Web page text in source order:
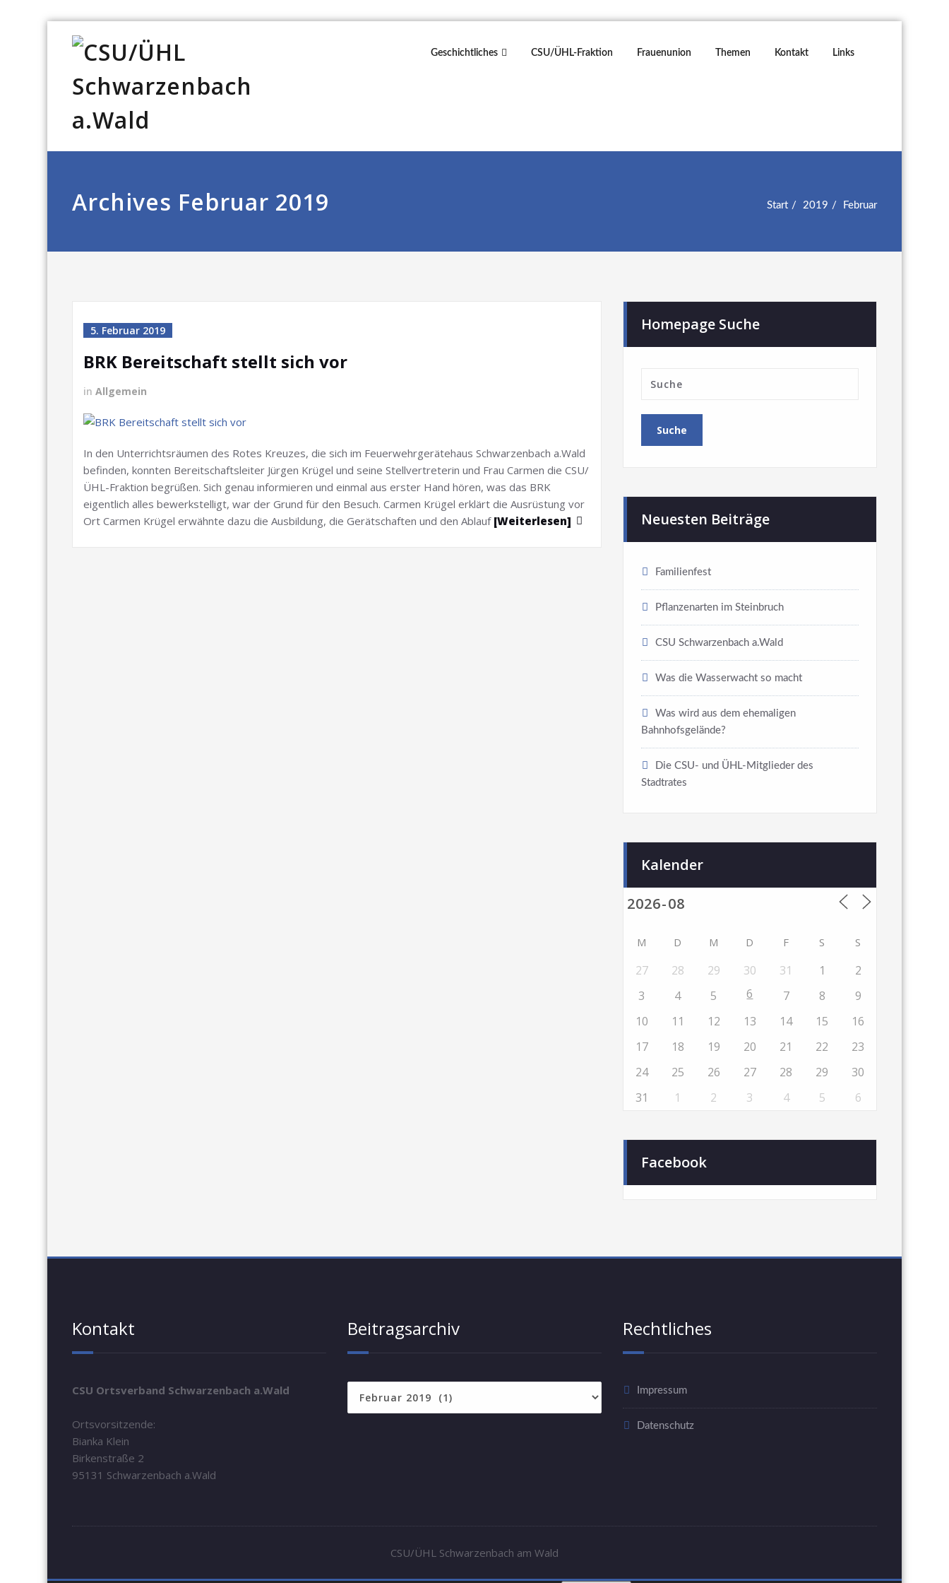
Geschichtliches CSU/ÜHL-Fraktion Frauenunion Themen Kontakt Links
Archives Februar 2019 Start 2019 Februar
5. Februar 2019
BRK Bereitschaft stellt sich vor
in Allgemein
In den Unterrichtsräumen des Rotes Kreuzes, die sich im Feuerwehrgerätehaus Schwarzenbach a.Wald
befinden, konnten Bereitschaftsleiter Jürgen Krügel und seine Stellvertreterin und Frau Carmen die CSU/
ÜHL-Fraktion begrüßen. Sich genau informieren und einmal aus erster Hand hören, was das BRK
eigentlich alles bewerkstelligt, war der Grund für den Besuch. Carmen Krügel erklärt die Ausrüstung vor
Ort Carmen Krügel erwähnte dazu die Ausbildung, die Gerätschaften und den Ablauf [Weiterlesen]
Homepage Suche
Neuesten Beiträge
Familienfest
Pflanzenarten im Steinbruch
CSU Schwarzenbach a.Wald
Was die Wasserwacht so macht
Was wird aus dem ehemaligen
Bahnhofsgelände?
Die CSU- und ÜHL-Mitglieder des
Stadtrates
Kalender
M D M D F S S
27 28 29 30 31 1
2
3
4 5 6 7 8
9
10
11 12 13 14 15
16
17
18 19 20 21 22
23
24
25 26 27 28 29
30
31
1 2 3 4 5 6
Facebook
Kontakt
CSU Ortsverband Schwarzenbach a.Wald
Ortsvorsitzende:
Bianka Klein
Birkenstraße 2
95131 Schwarzenbach a.Wald
Beitragsarchiv
Beitragsarchiv
Rechtliches
Impressum
Datenschutz
CSU/ÜHL Schwarzenbach am Wald